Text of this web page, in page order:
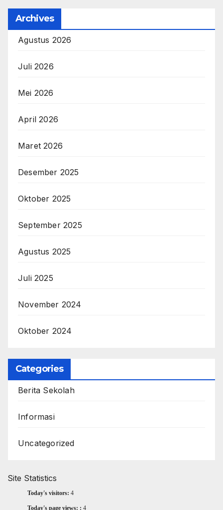
Archives
Agustus 2026
Juli 2026
Mei 2026
April 2026
Maret 2026
Desember 2025
Oktober 2025
September 2025
Agustus 2025
Juli 2025
November 2024
Oktober 2024
Categories
Berita Sekolah
Informasi
Uncategorized
Site Statistics
Today's visitors: 4
Today's page views: : 4